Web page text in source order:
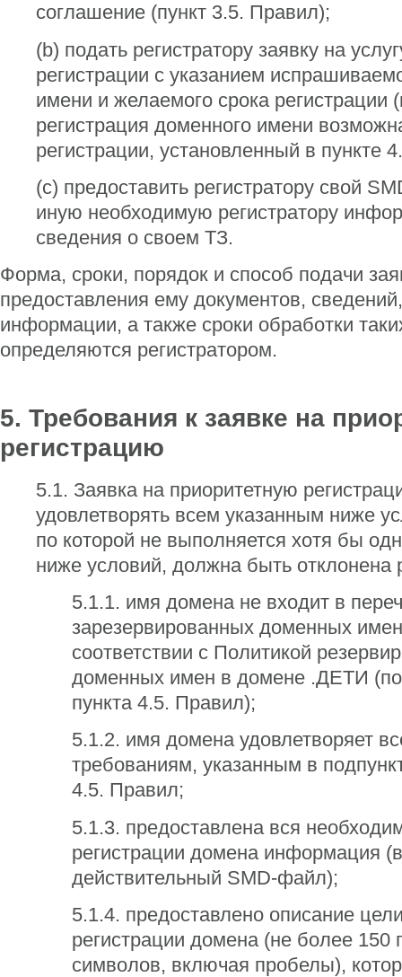
соглашение (пункт 3.5. Правил);
(b) подать регистратору заявку на
регистрации с указанием
имени и желаемого срока регистрации
регистрация доменного имени
регистрации, установленный в пункте
(c) предоставить регистратору свой
иную необходимую регистратору
сведения о своем ТЗ.
Форма, сроки, порядок и способ подачи
предоставления ему документов,
информации, а также сроки обработки
определяются регистратором.
5. Требования к заявке на
регистрацию
5.1. Заявка на приоритетную
удовлетворять всем указанным ниже
по которой не выполняется хотя бы
ниже условий, должна быть отклонена
5.1.1. имя домена не входит в
зарезервированных доменных
соответствии с Политикой
доменных имен в домене .ДЕТИ
пункта 4.5. Правил);
5.1.2. имя домена удовлетворяет
требованиям, указанным в
4.5. Правил;
5.1.3. предоставлена вся
регистрации домена информация
действительный SMD-файл);
5.1.4. предоставлено описание
регистрации домена (не более 150
символов, включая пробелы),